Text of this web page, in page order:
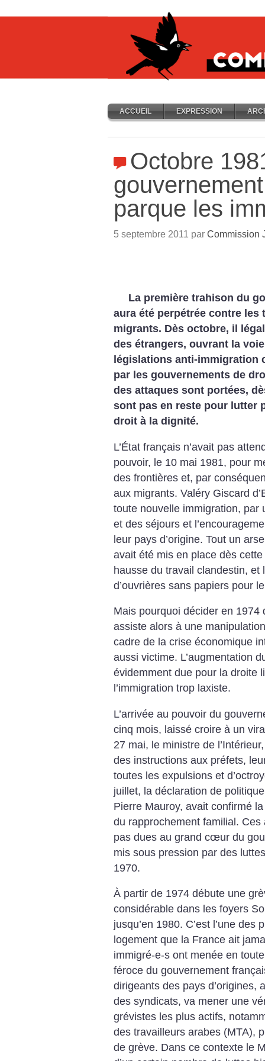
ACCUEIL EXPRESSION
Octobre
parque les
5 septembre 2011 par Commission
La première trahison du
aura été perpétrée contre
migrants. Dès octobre, il
des étrangers, ouvrant la
législations anti-immigration
par les gouvernements de
des attaques sont portées,
sont pas en reste pour lutter
droit à la dignité.
L’État français n’avait pas
pouvoir, le 10 mai 1981, pour
des frontières et, par
aux migrants. Valéry Giscard
toute nouvelle immigration, par
et des séjours et
leur pays d’origine. Tout un
avait été mis en place dès
hausse du travail clandestin, et
d’ouvrières sans papiers pour
Mais pourquoi décider en 1974
assiste alors à une
cadre de la crise économique
aussi victime. L’augmentation
évidemment due pour la droite
l’immigration trop laxiste.
L’arrivée au pouvoir du
cinq mois, laissé croire à un
27 mai, le ministre de
des instructions aux préfets,
toutes les expulsions et
juillet, la déclaration de
Pierre Mauroy, avait confirmé
du rapprochement familial.
pas dues au grand cœur du
mis sous pression par des
1970.
À partir de 1974 débute une
considérable dans les foyers
jusqu’en 1980. C’est l’une
logement que la France ait
immigré-e-s ont menée en
féroce du gouvernement
dirigeants des pays d’origines,
des syndicats, va mener une
grévistes les plus actifs,
des travailleurs arabes (MTA),
de grève. Dans ce contexte le